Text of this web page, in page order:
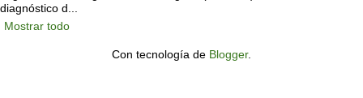
diagnóstico d...
Mostrar todo
Con tecnología de Blogger.